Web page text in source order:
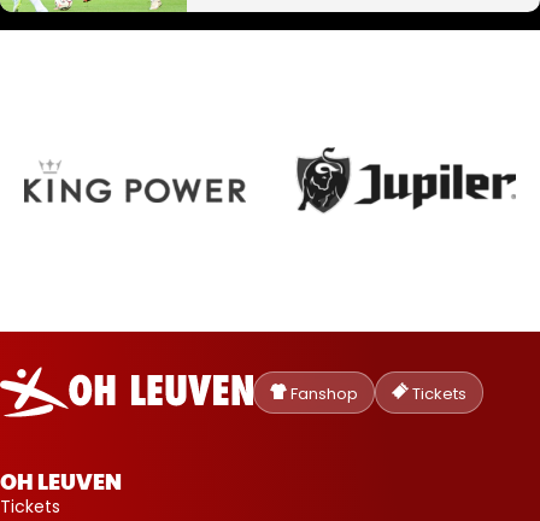
Oud-
Heverlee
Leuven
Fanshop Tickets
OH LEUVEN
Tickets